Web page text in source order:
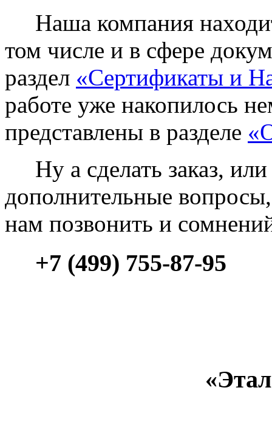
Наша компания
том числе и в сфере
раздел «Сертификаты и
работе уже накопилось
представлены в разделе
Ну а сделать заказ, или
дополнительные вопросы,
нам позвонить и
+7 (499) 755-87-95